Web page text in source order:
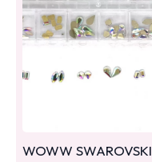
WOWW SWAROVSKI